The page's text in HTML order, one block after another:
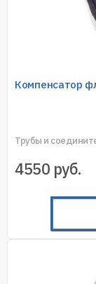
Компенсатор
Трубы и
4550 руб.